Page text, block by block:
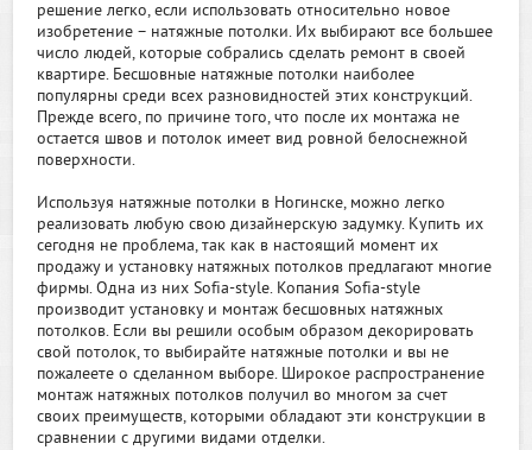
решение легко, если использовать относительно новое
изобретение – натяжные потолки. Их выбирают все большее
число людей, которые собрались сделать ремонт в своей
квартире. Бесшовные натяжные потолки наиболее
популярны среди всех разновидностей этих конструкций.
Прежде всего, по причине того, что после их монтажа не
остается швов и потолок имеет вид ровной белоснежной
поверхности.
Используя натяжные потолки в Ногинске, можно легко
реализовать любую свою дизайнерскую задумку. Купить их
сегодня не проблема, так как в настоящий момент их
продажу и установку натяжных потолков предлагают многие
фирмы. Одна из них Sofia-style. Копания Sofia-style
производит установку и монтаж бесшовных натяжных
потолков. Если вы решили особым образом декорировать
свой потолок, то выбирайте натяжные потолки и вы не
пожалеете о сделанном выборе. Широкое распространение
монтаж натяжных потолков получил во многом за счет
своих преимуществ, которыми обладают эти конструкции в
сравнении с другими видами отделки.